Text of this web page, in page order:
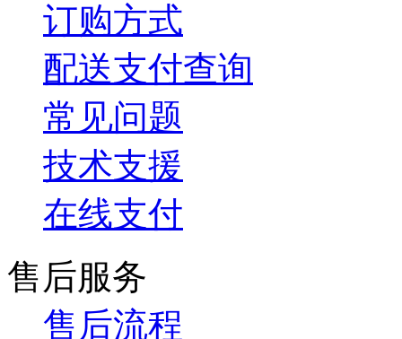
订购方式
配送支付查询
常见问题
技术支援
在线支付
售后服务
售后流程